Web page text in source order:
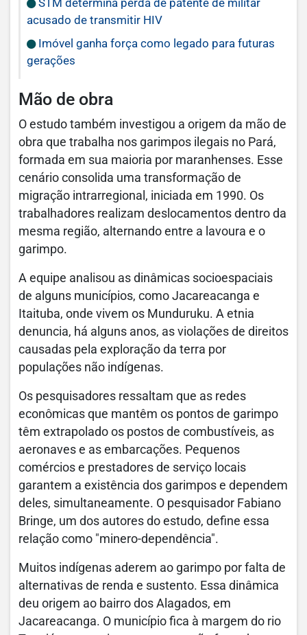
STM determina perda de patente de militar
acusado de transmitir HIV
Imóvel ganha força como legado para futuras
gerações
Mão de obra
O estudo também investigou a origem da mão de
obra que trabalha nos garimpos ilegais no Pará,
formada em sua maioria por maranhenses. Esse
cenário consolida uma transformação de
migração intrarregional, iniciada em 1990. Os
trabalhadores realizam deslocamentos dentro da
mesma região, alternando entre a lavoura e o
garimpo.
A equipe analisou as dinâmicas socioespaciais
de alguns municípios, como Jacareacanga e
Itaituba, onde vivem os Munduruku. A etnia
denuncia, há alguns anos, as violações de direitos
causadas pela exploração da terra por
populações não indígenas.
Os pesquisadores ressaltam que as redes
econômicas que mantêm os pontos de garimpo
têm extrapolado os postos de combustíveis, as
aeronaves e as embarcações. Pequenos
comércios e prestadores de serviço locais
garantem a existência dos garimpos e dependem
deles, simultaneamente. O pesquisador Fabiano
Bringe, um dos autores do estudo, define essa
relação como "minero-dependência".
Muitos indígenas aderem ao garimpo por falta de
alternativas de renda e sustento. Essa dinâmica
deu origem ao bairro dos Alagados, em
Jacareacanga. O município fica à margem do rio